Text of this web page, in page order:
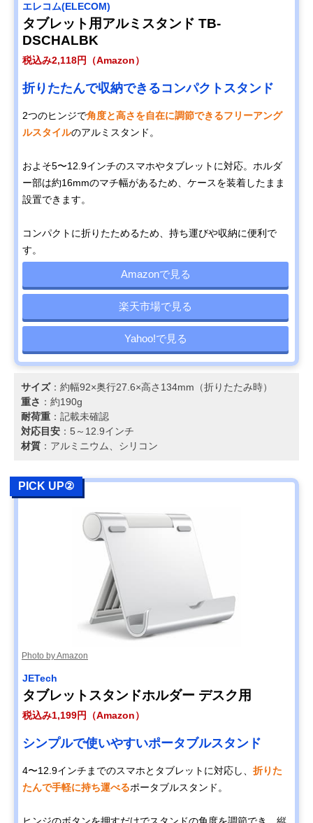
エレコム(ELECOM)
タブレット用アルミスタンド TB-
DSCHALBK
税込み2,118円（Amazon）
折りたたんで収納できるコンパクトスタンド
2つのヒンジで角度と高さを自在に調節できるフリーアング
ルスタイルのアルミスタンド。
およそ5〜12.9インチのスマホやタブレットに対応。ホルダ
ー部は約16mmのマチ幅があるため、ケースを装着したまま
設置できます。
コンパクトに折りたためるため、持ち運びや収納に便利で
す。
Amazonで見る
楽天市場で見る
Yahoo!で見る
サイズ：約幅92×奥行27.6×高さ134mm（折りたたみ時）
重さ ：約190g
耐荷重 ：記載未確認
対応目安 ：5～12.9インチ
材質 ：アルミニウム、シリコン
PICK UP②
Photo by Amazon
JETech
タブレットスタンドホルダー デスク用
税込み1,199円（Amazon）
シンプルで使いやすいポータブルスタンド
4〜12.9インチまでのスマホとタブレットに対応し、 折りた
たんで手軽に持ち運べるポータブルスタンド。
ヒンジのボタンを押すだけでスタンドの角度を調節でき、縦